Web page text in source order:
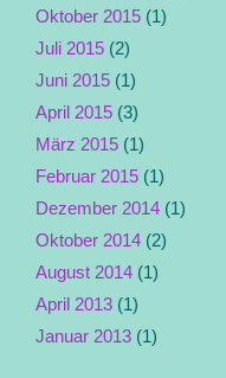
Oktober 2015 (1)
Juli 2015 (2)
Juni 2015 (1)
April 2015 (3)
März 2015 (1)
Februar 2015 (1)
Dezember 2014 (1)
Oktober 2014 (2)
August 2014 (1)
April 2013 (1)
Januar 2013 (1)